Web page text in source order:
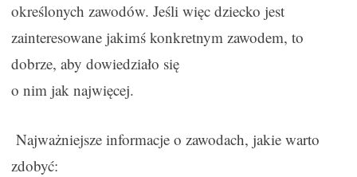
określonych zawodów. Jeśli więc dziecko jest
zainteresowane jakimś konkretnym zawodem, to
dobrze, aby dowiedziało się
o nim jak najwięcej.
Najważniejsze informacje o zawodach, jakie warto
zdobyć: